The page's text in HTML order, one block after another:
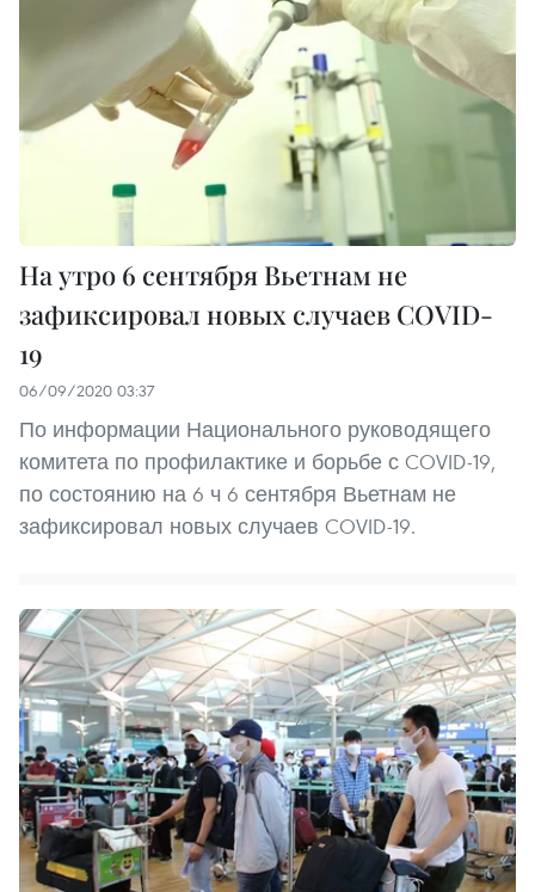
На утро 6 сентября Вьетнам не
зафиксировал новых случаев COVID-
19
06/09/2020 03:37
По информации Национального руководящего
комитета по профилактике и борьбе с COVID-19,
по состоянию на 6 ч 6 сентября Вьетнам не
зафиксировал новых случаев COVID-19.